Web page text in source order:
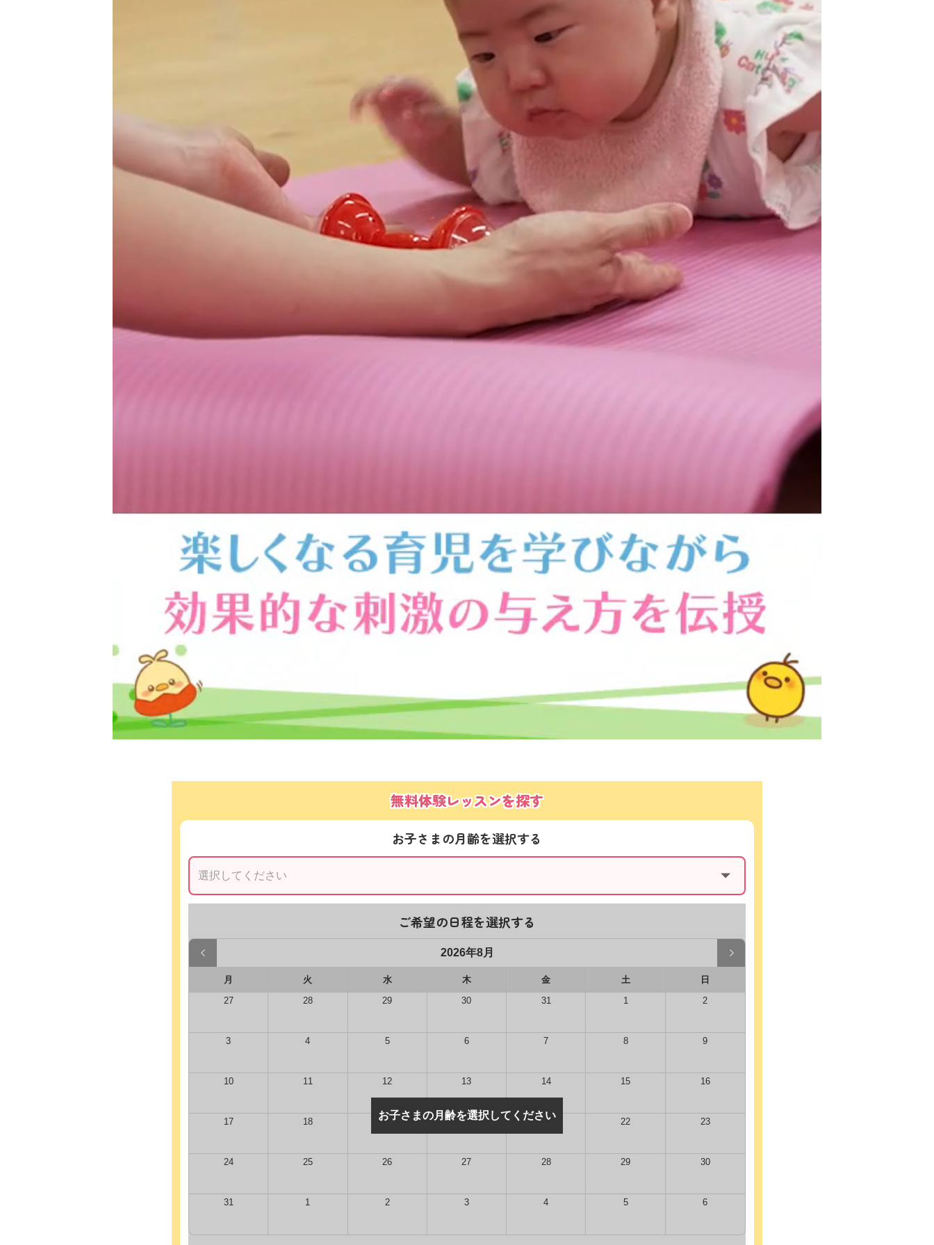
無料体験レッスンを探す
お子さまの月齢を選択する
ご希望の日程を選択する
2026年8月
月 火 水 木 金 土
日
27
28 29 30 31 1 2
3 4 5 6 7 8 9
10 11 12 13 14 15 16
17 18 19 20 21 22 23
24 25 26 27 28 29 30
31 1 2 3 4 5 6
お子さまの月齢を選択してください